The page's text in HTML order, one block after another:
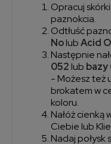
Opracuj
paznokcia.
Odtłuść
NolubAcid
Następnie
052 lub bazy
- Możesz też
brokatem w
koloru.
Nałóż cienką
Ciebie lub
Nadaj połysk